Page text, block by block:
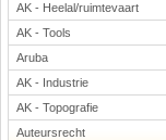
Kinder-/Jeugdboeken
Lente
Onderbouw PO
Pasen
Voetbal
AK - Heelal/ruimtevaart
AK - Tools
Aruba
AK - Industrie
AK - Topografie
Auteursrecht